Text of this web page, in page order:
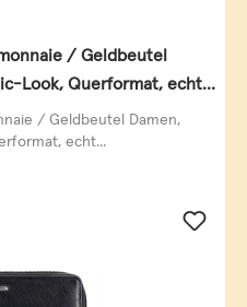
/ Geldbeutel
Look, Querformat, echt
/ Geldbeutel Damen,
echt...